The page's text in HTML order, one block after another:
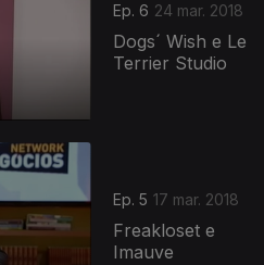
Ep. 6 24 mar. 2018
Dogs´ Wish e Le
Terrier Studio
Ep. 5 17 mar. 2018
Freakloset e
Imauve